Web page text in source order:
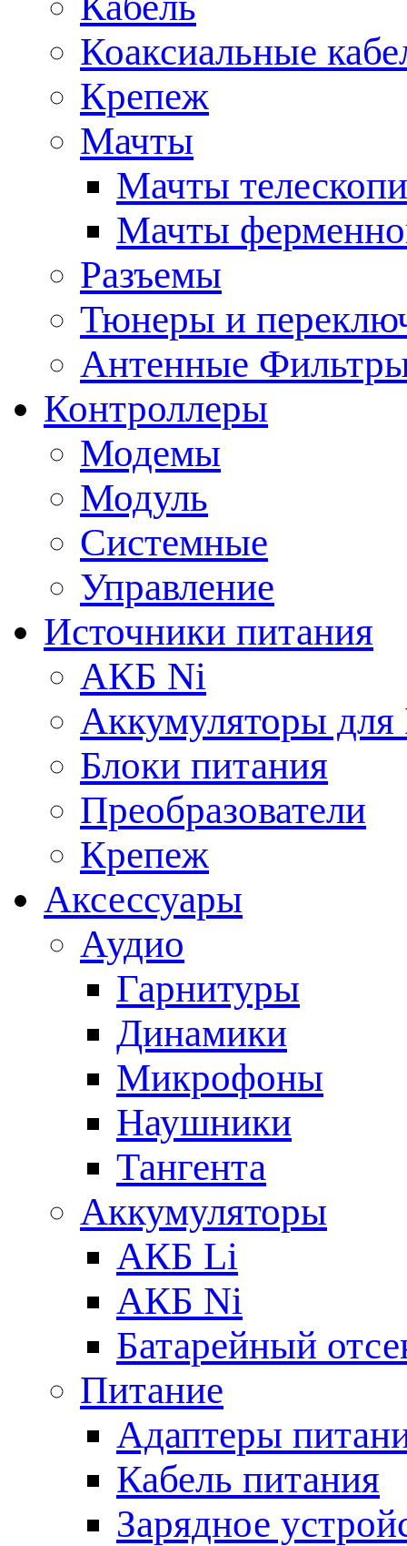
Коаксиальные
Крепеж
Мачты
Мачты
Мачты
Разъемы
Тюнеры и
Антенные
Контроллеры
Модемы
Модуль
Системные
Управление
Источники питания
АКБ Ni
Аккумуляторы
Блоки питания
Преобразователи
Крепеж
Аксессуары
Аудио
Гарнитуры
Динамики
Микрофоны
Наушники
Тангента
Аккумуляторы
АКБ Li
АКБ Ni
Батарейный
Питание
Адаптеры
Кабель питания
Зарядное